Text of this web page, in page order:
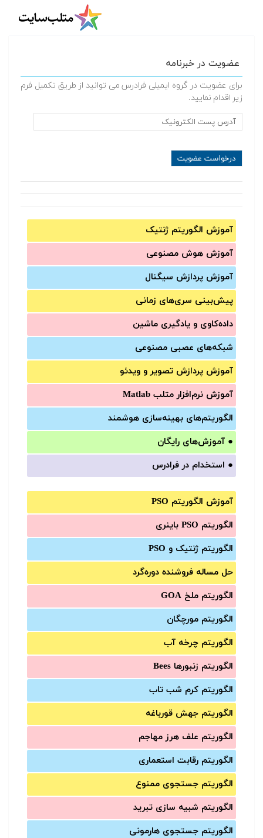
عضویت در خبرنامه
برای عضویت در گروه ایمیلی فرادرس می توانید از طریق تکمیل فرم
زیر اقدام نمایید.
آموزش الگوریتم ژنتیک
آموزش‌ هوش مصنوعی
آموزش‌ پردازش سیگنال
پیش‌‌بینی سری‌‌های زمانی
داده‌کاوی و یادگیری ماشین
شبکه‌های عصبی مصنوعی
آموزش‌ پردازش تصویر و ویدئو
آموزش‌ نرم‌افزار متلب Matlab
الگوریتم‌های بهینه‌سازی هوشمند
● آموزش‌های رایگان
● استخدام در فرادرس
آموزش الگوریتم PSO
الگوریتم PSO باینری
الگوریتم ژنتیک و PSO
حل مساله فروشنده دوره‌گرد
الگوریتم ملخ GOA
الگوریتم مورچگان
الگوریتم چرخه آب
الگوریتم زنبورها Bees
الگوریتم کرم شب تاب
الگوریتم جهش قورباغه
الگوریتم علف هرز مهاجم
الگوریتم رقابت استعماری
الگوریتم جستجوی ممنوع
الگوریتم شبیه سازی تبرید
الگوریتم جستجوی هارمونی